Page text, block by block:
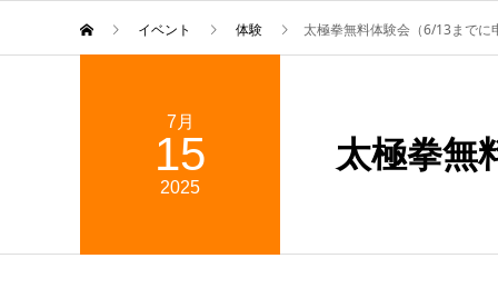
イベント 体験 太極拳無料体験会（6/13までに
7月
15
2025
太極拳無